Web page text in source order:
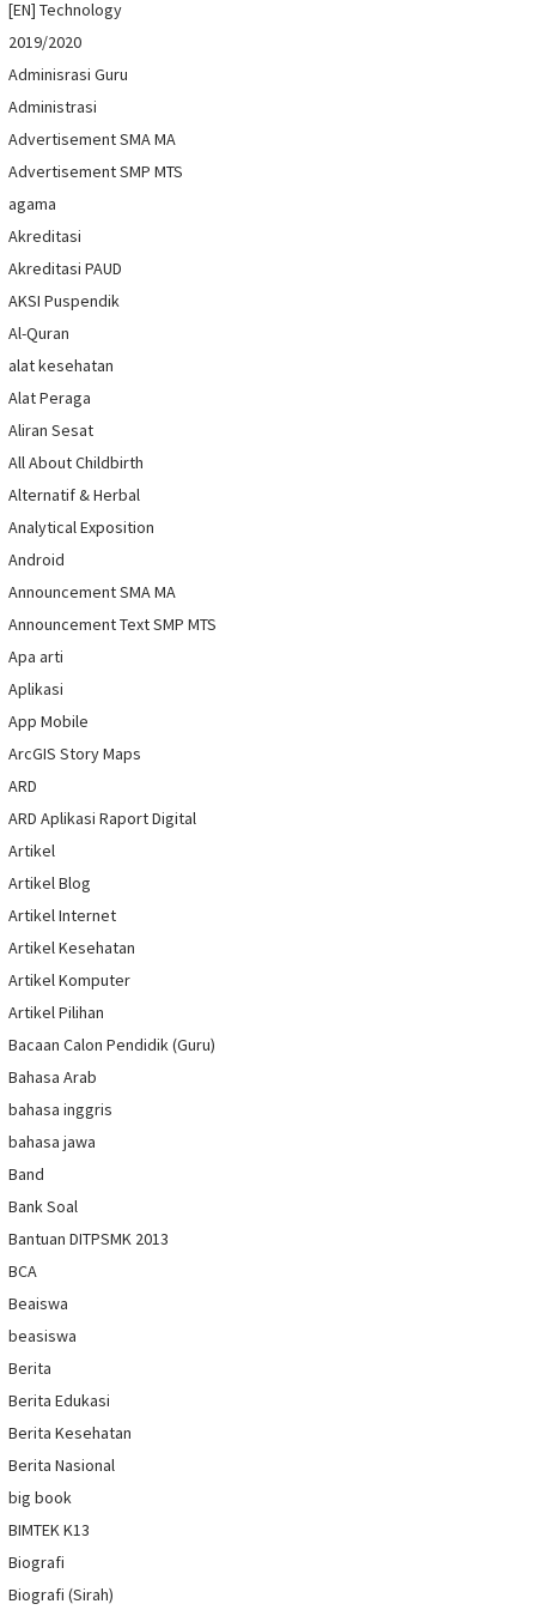
[EN] Technology
2019/2020
Adminisrasi Guru
Administrasi
Advertisement SMA MA
Advertisement SMP MTS
agama
Akreditasi
Akreditasi PAUD
AKSI Puspendik
Al-Quran
alat kesehatan
Alat Peraga
Aliran Sesat
All About Childbirth
Alternatif & Herbal
Analytical Exposition
Android
Announcement SMA MA
Announcement Text SMP MTS
Apa arti
Aplikasi
App Mobile
ArcGIS Story Maps
ARD
ARD Aplikasi Raport Digital
Artikel
Artikel Blog
Artikel Internet
Artikel Kesehatan
Artikel Komputer
Artikel Pilihan
Bacaan Calon Pendidik (Guru)
Bahasa Arab
bahasa inggris
bahasa jawa
Band
Bank Soal
Bantuan DITPSMK 2013
BCA
Beaiswa
beasiswa
Berita
Berita Edukasi
Berita Kesehatan
Berita Nasional
big book
BIMTEK K13
Biografi
Biografi (Sirah)